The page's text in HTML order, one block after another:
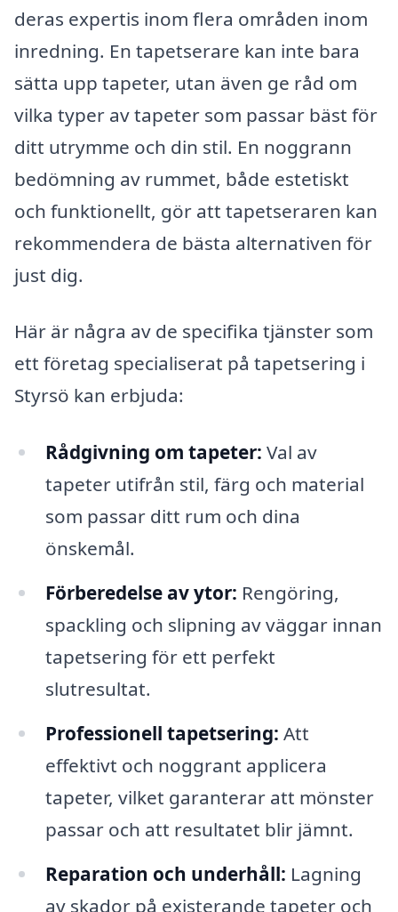
deras expertis inom flera områden inom
inredning. En tapetserare kan inte bara
sätta upp tapeter, utan även ge råd om
vilka typer av tapeter som passar bäst för
ditt utrymme och din stil. En noggrann
bedömning av rummet, både estetiskt
och funktionellt, gör att tapetseraren kan
rekommendera de bästa alternativen för
just dig.
Här är några av de specifika tjänster som
ett företag specialiserat på tapetsering i
Styrsö kan erbjuda:
Rådgivning om tapeter: Val av
tapeter utifrån stil, färg och material
som passar ditt rum och dina
önskemål.
Förberedelse av ytor: Rengöring,
spackling och slipning av väggar innan
tapetsering för ett perfekt
slutresultat.
Professionell tapetsering: Att
effektivt och noggrant applicera
tapeter, vilket garanterar att mönster
passar och att resultatet blir jämnt.
Reparation och underhåll: Lagning
av skador på existerande tapeter och